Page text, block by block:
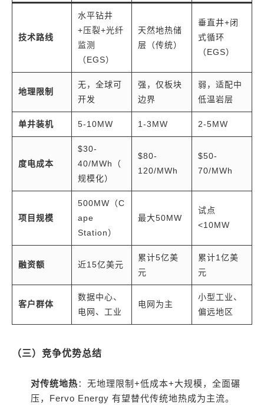
技术路线
水平钻井
+压裂+光纤
监测
（EGS）
天然地热储
层（传统）
垂直井+闭
式循环
（EGS）
地理限制
无，全球可
开发
强，仅板块
边界
弱，适配中
低温岩层
单井装机 5-10MW 1-3MW 2-5MW
度电成本
$30-
40/MWh（
规模化）
$80-
120/MWh
$50-
70/MWh
项目规模
500MW（C
ape
Station）
最大50MW
试点
<10MW
融资额 近15亿美元
累计5亿美
元
累计1亿美
元
客户群体
数据中心、
电网、工业
电网为主
小型工业、
偏远地区
（三）竞争优势总结
对传统地热：无地理限制+低成本+大规模，全面碾
压，Fervo Energy 有望替代传统地热成为主流。